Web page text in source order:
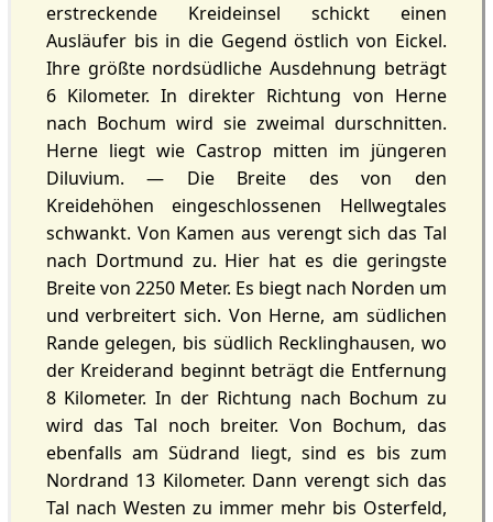
erstreckende Kreideinsel schickt einen
Ausläufer bis in die Gegend östlich von Eickel.
Ihre größte nordsüdliche Ausdehnung beträgt
6 Kilometer. In direkter Richtung von Herne
nach Bochum wird sie zweimal durschnitten.
Herne liegt wie Castrop mitten im jüngeren
Diluvium. — Die Breite des von den
Kreidehöhen eingeschlossenen Hellwegtales
schwankt. Von Kamen aus verengt sich das Tal
nach Dortmund zu. Hier hat es die geringste
Breite von 2250 Meter. Es biegt nach Norden um
und verbreitert sich. Von Herne, am südlichen
Rande gelegen, bis südlich Recklinghausen, wo
der Kreiderand beginnt beträgt die Entfernung
8 Kilometer. In der Richtung nach Bochum zu
wird das Tal noch breiter. Von Bochum, das
ebenfalls am Südrand liegt, sind es bis zum
Nordrand 13 Kilometer. Dann verengt sich das
Tal nach Westen zu immer mehr bis Osterfeld,